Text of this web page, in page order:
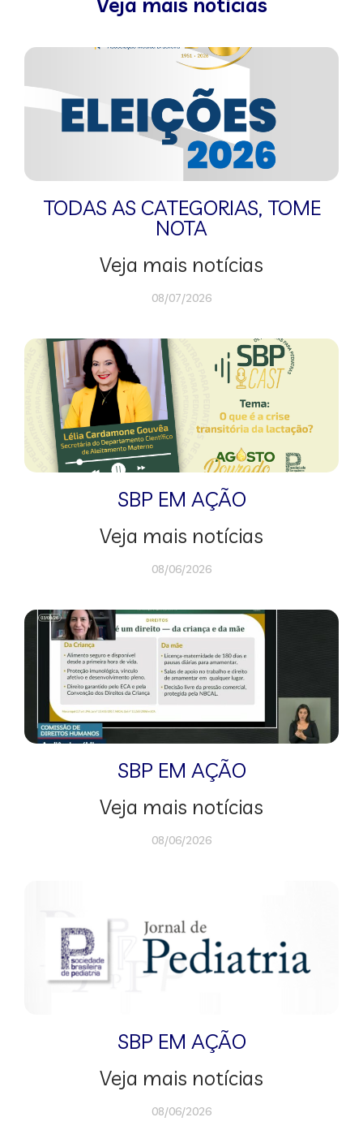
TODAS AS CATEGORIAS, TOME
NOTA
Veja mais notícias
08/07/2026
SBP EM AÇÃO
Veja mais notícias
08/06/2026
SBP EM AÇÃO
Veja mais notícias
08/06/2026
SBP EM AÇÃO
Veja mais notícias
08/06/2026